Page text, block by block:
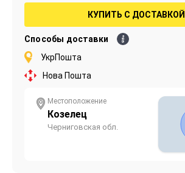
КУПИТЬ С ДОСТАВКОЙ
Способы доставки
УкрПошта
Нова Пошта
Местоположение
Козелец
Черниговская обл.